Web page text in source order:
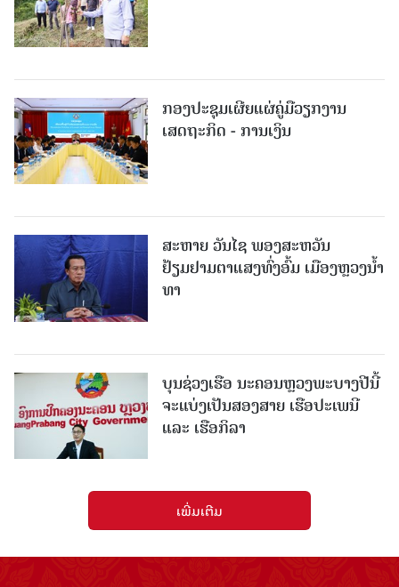
ກອງປະຊຸມເຜີຍແຜ່ຄູ່ມືວຽກງານ
ເສດຖະກິດ - ການເງິນ
ສະຫາຍ ວັນໄຊ ພອງສະຫວັນ
ຢ້ຽມຢາມຕາແສງທົ່ງອົ້ມ ເມືອງຫຼວງນໍ້າ
ທາ
ບຸນຊ່ວງເຮືອ ນະຄອນຫຼວງພະບາງປີນີ້
ຈະແບ່ງເປັນສອງສາຍ ເຮືອປະເພນີ
ແລະ ເຮືອກິລາ
ເພີ່ມເຕີມ